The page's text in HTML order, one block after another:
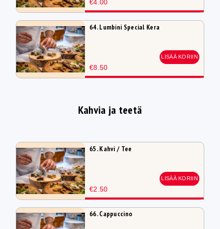
€4.00
64. Lumbini Special Kera
€8.50
LISÄÄ KORIIN
Kahvia ja teetä
65. Kahvi / Tee
€2.50
LISÄÄ KORIIN
66. Cappuccino